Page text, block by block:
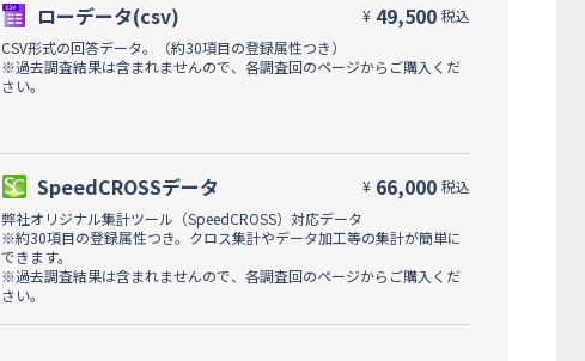
ローデータ(csv) ¥ 49,500 税込
CSV形式の回答データ。（約30項目の登録属性つき）
※過去調査結果は含まれませんので、各調査回のページからご購入くだ
さい。
SpeedCROSSデータ ¥ 66,000 税込
弊社オリジナル集計ツール（SpeedCROSS）対応データ
※約30項目の登録属性つき。クロス集計やデータ加工等の集計が簡単に
できます。
※過去調査結果は含まれませんので、各調査回のページからご購入くだ
さい。